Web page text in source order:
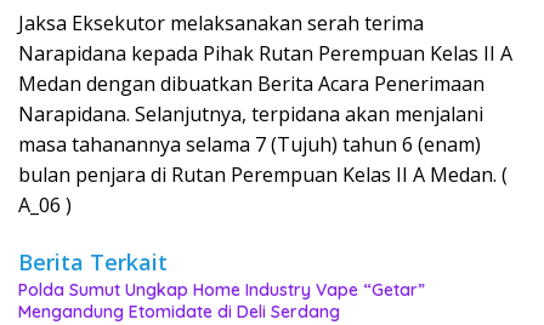
Jaksa Eksekutor melaksanakan serah terima
Narapidana kepada Pihak Rutan Perempuan Kelas II A
Medan dengan dibuatkan Berita Acara Penerimaan
Narapidana. Selanjutnya, terpidana akan menjalani
masa tahanannya selama 7 (Tujuh) tahun 6 (enam)
bulan penjara di Rutan Perempuan Kelas II A Medan. (
A_06 )
Berita Terkait
‎Polda Sumut Ungkap Home Industry Vape “Getar”
Mengandung Etomidate di Deli Serdang ‎